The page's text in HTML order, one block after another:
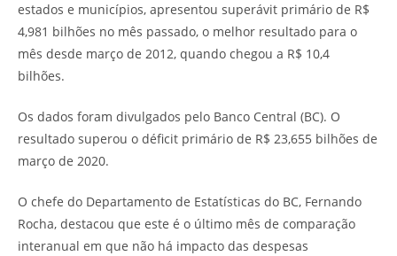
estados e municípios, apresentou superávit primário de R$
4,981 bilhões no mês passado, o melhor resultado para o
mês desde março de 2012, quando chegou a R$ 10,4
bilhões.
Os dados foram divulgados pelo Banco Central (BC). O
resultado superou o déficit primário de R$ 23,655 bilhões de
março de 2020.
O chefe do Departamento de Estatísticas do BC, Fernando
Rocha, destacou que este é o último mês de comparação
interanual em que não há impacto das despesas